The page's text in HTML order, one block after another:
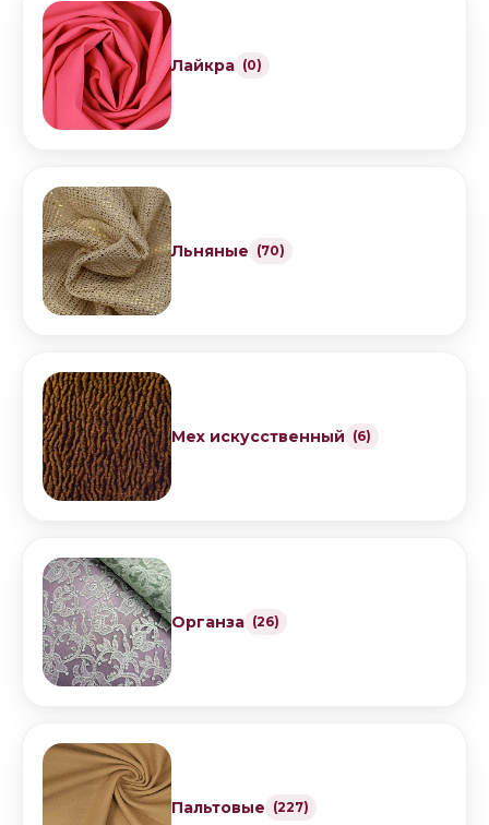
Лайкра (0)
Льняные (70)
Мех искусственный (6)
Органза (26)
Пальтовые (227)